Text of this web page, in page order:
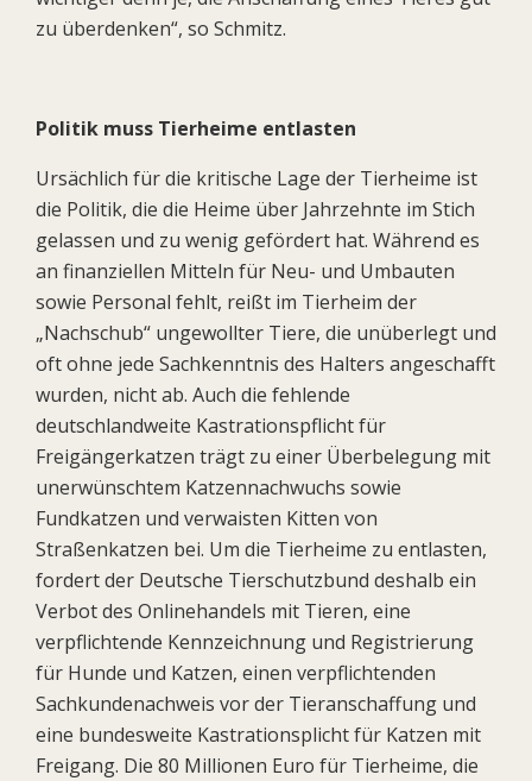
zu überdenken“, so Schmitz.
Politik muss Tierheime entlasten
Ursächlich für die kritische Lage der Tierheime ist
die Politik, die die Heime über Jahrzehnte im Stich
gelassen und zu wenig gefördert hat. Während es
an finanziellen Mitteln für Neu- und Umbauten
sowie Personal fehlt, reißt im Tierheim der
„Nachschub“ ungewollter Tiere, die unüberlegt und
oft ohne jede Sachkenntnis des Halters angeschafft
wurden, nicht ab. Auch die fehlende
deutschlandweite Kastrationspflicht für
Freigängerkatzen trägt zu einer Überbelegung mit
unerwünschtem Katzennachwuchs sowie
Fundkatzen und verwaisten Kitten von
Straßenkatzen bei. Um die Tierheime zu entlasten,
fordert der Deutsche Tierschutzbund deshalb ein
Verbot des Onlinehandels mit Tieren, eine
verpflichtende Kennzeichnung und Registrierung
für Hunde und Katzen, einen verpflichtenden
Sachkundenachweis vor der Tieranschaffung und
eine bundesweite Kastrationsplicht für Katzen mit
Freigang. Die 80 Millionen Euro für Tierheime, die